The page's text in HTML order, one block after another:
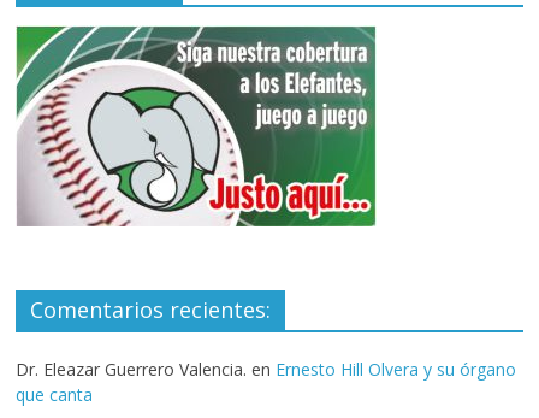
Comentarios recientes:
Dr. Eleazar Guerrero Valencia. en Ernesto Hill Olvera y su órgano
que canta